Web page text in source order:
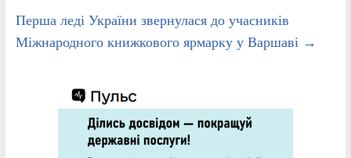
Перша леді України звернулася до учасників
Міжнародного книжкового ярмарку у Варшаві →